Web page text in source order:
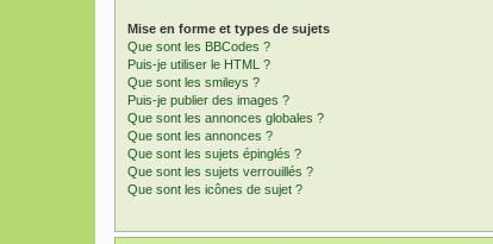
Mise en forme et types de sujets
Que sont les BBCodes ?
Puis-je utiliser le HTML ?
Que sont les smileys ?
Puis-je publier des images ?
Que sont les annonces globales ?
Que sont les annonces ?
Que sont les sujets épinglés ?
Que sont les sujets verrouillés ?
Que sont les icônes de sujet ?